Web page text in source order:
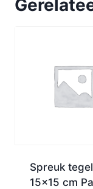
Spreuk tegel
15×15 cm